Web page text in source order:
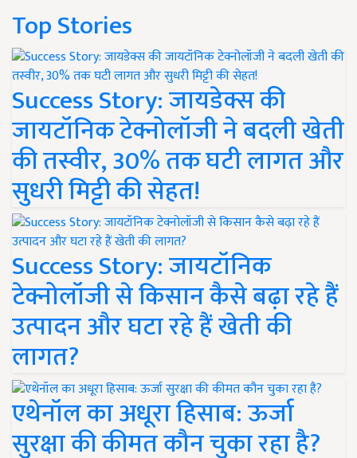
Top Stories
Success Story: जायडेक्स की
जायटॉनिक टेक्नोलॉजी ने बदली खेती
की तस्वीर, 30% तक घटी लागत और
सुधरी मिट्टी की सेहत!
Success Story: जायटॉनिक
टेक्नोलॉजी से किसान कैसे बढ़ा रहे हैं
उत्पादन और घटा रहे हैं खेती की
लागत?
एथेनॉल का अधूरा हिसाब: ऊर्जा
सुरक्षा की कीमत कौन चुका रहा है?